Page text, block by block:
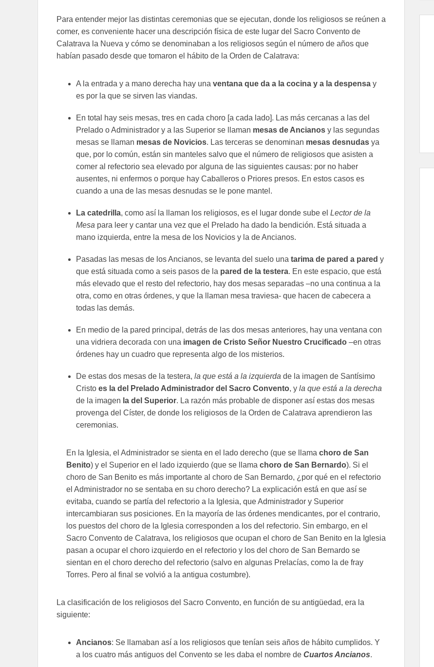
Para entender mejor las distintas ceremonias que se ejecutan, donde los religiosos se reúnen a
comer, es conveniente hacer una descripción física de este lugar del Sacro Convento de
Calatrava la Nueva y cómo se denominaban a los religiosos según el número de años que
habían pasado desde que tomaron el hábito de la Orden de Calatrava:
A la entrada y a mano derecha hay una ventana que da a la cocina y a la despensa y
es por la que se sirven las viandas.
En total hay seis mesas, tres en cada choro [a cada lado]. Las más cercanas a las del
Prelado o Administrador y a las Superior se llaman mesas de Ancianos y las segundas
mesas se llaman mesas de Novicios. Las terceras se denominan mesas desnudas ya
que, por lo común, están sin manteles salvo que el número de religiosos que asisten a
comer al refectorio sea elevado por alguna de las siguientes causas: por no haber
ausentes, ni enfermos o porque hay Caballeros o Priores presos. En estos casos es
cuando a una de las mesas desnudas se le pone mantel.
La catedrilla, como así la llaman los religiosos, es el lugar donde sube el Lector de la
Mesa para leer y cantar una vez que el Prelado ha dado la bendición. Está situada a
mano izquierda, entre la mesa de los Novicios y la de Ancianos.
Pasadas las mesas de los Ancianos, se levanta del suelo una tarima de pared a pared y
que está situada como a seis pasos de la pared de la testera. En este espacio, que está
más elevado que el resto del refectorio, hay dos mesas separadas –no una continua a la
otra, como en otras órdenes, y que la llaman mesa traviesa- que hacen de cabecera a
todas las demás.
En medio de la pared principal, detrás de las dos mesas anteriores, hay una ventana con
una vidriera decorada con una imagen de Cristo Señor Nuestro Crucificado –en otras
órdenes hay un cuadro que representa algo de los misterios.
De estas dos mesas de la testera, la que está a la izquierda de la imagen de Santísimo
Cristo es la del Prelado Administrador del Sacro Convento, y la que está a la derecha
de la imagen la del Superior. La razón más probable de disponer así estas dos mesas
provenga del Císter, de donde los religiosos de la Orden de Calatrava aprendieron las
ceremonias.
En la Iglesia, el Administrador se sienta en el lado derecho (que se llama choro de San
Benito) y el Superior en el lado izquierdo (que se llama choro de San Bernardo). Si el
choro de San Benito es más importante al choro de San Bernardo, ¿por qué en el refectorio
el Administrador no se sentaba en su choro derecho? La explicación está en que así se
evitaba, cuando se partía del refectorio a la Iglesia, que Administrador y Superior
intercambiaran sus posiciones. En la mayoría de las órdenes mendicantes, por el contrario,
los puestos del choro de la Iglesia corresponden a los del refectorio. Sin embargo, en el
Sacro Convento de Calatrava, los religiosos que ocupan el choro de San Benito en la Iglesia
pasan a ocupar el choro izquierdo en el refectorio y los del choro de San Bernardo se
sientan en el choro derecho del refectorio (salvo en algunas Prelacías, como la de fray
Torres. Pero al final se volvió a la antigua costumbre).
La clasificación de los religiosos del Sacro Convento, en función de su antigüedad, era la
siguiente:
Ancianos: Se llamaban así a los religiosos que tenían seis años de hábito cumplidos. Y
a los cuatro más antiguos del Convento se les daba el nombre de Cuartos Ancianos.